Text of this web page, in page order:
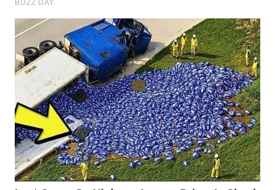
WN
MAJALENGKA
WN
SUBANG
WN
SUKABUMI
WN
PURWAKARTA